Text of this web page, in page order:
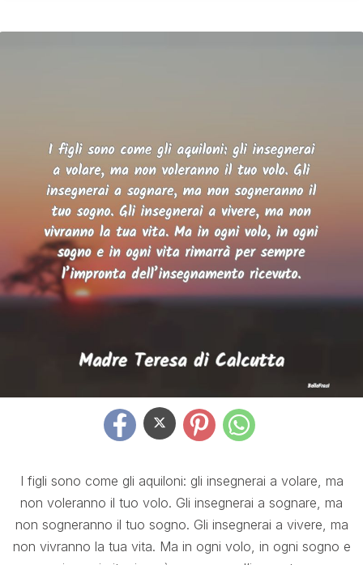
I figli sono come gli aquiloni: gli insegnerai a volare, ma
non voleranno il tuo volo. Gli insegnerai a sognare, ma
non sogneranno il tuo sogno. Gli insegnerai a vivere, ma
non vivranno la tua vita. Ma in ogni volo, in ogni sogno e